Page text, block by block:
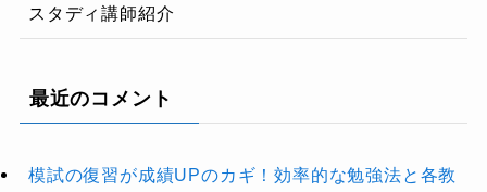
スタディ講師紹介
最近のコメント
模試の復習が成績UPのカギ！効率的な勉強法と各教